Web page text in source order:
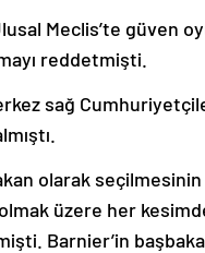
Meclis’te güven
reddetmişti.
sağ
olarak seçilmesinin
üzere her
Barnier’in